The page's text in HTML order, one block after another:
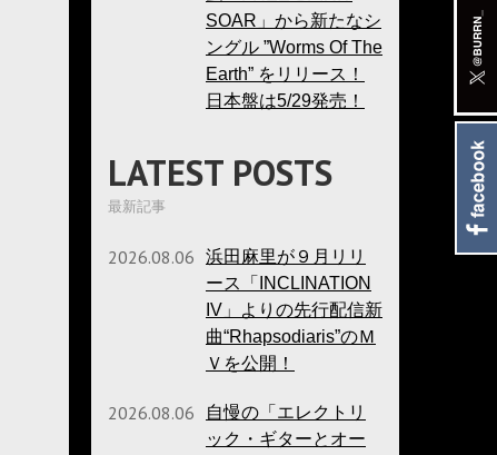
SOAR」から新たなシ
ングル ”Worms Of The
Earth” をリリース！
日本盤は5/29発売！
LATEST POSTS
最新記事
2026.08.06
浜田麻里が９月リリ
ース「INCLINATION
IV」よりの先行配信新
曲“Rhapsodiaris”のＭ
Ｖを公開！
2026.08.06
自慢の「エレクトリ
ック・ギターとオー